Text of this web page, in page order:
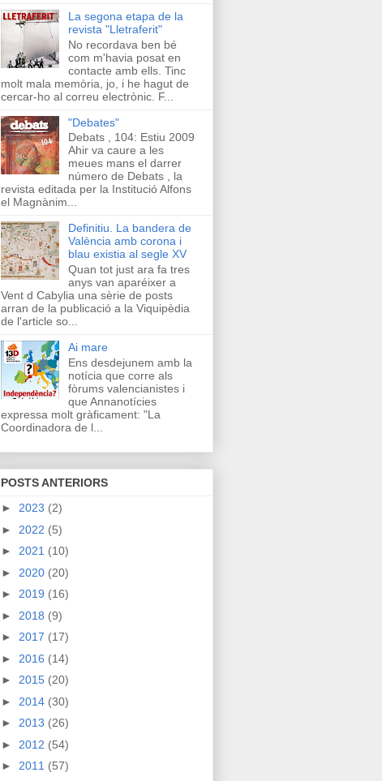
La segona etapa de la
revista "Lletraferit"
No recordava ben bé
com m'havia posat en
contacte amb ells. Tinc
molt mala memòria, jo, i he hagut de
cercar-ho al correu electrònic. F...
"Debates"
Debats , 104: Estiu 2009
Ahir va caure a les
meues mans el darrer
número de Debats , la
revista editada per la Institució Alfons
el Magnànim...
Definitiu. La bandera de
València amb corona i
blau existia al segle XV
Quan tot just ara fa tres
anys van aparéixer a
Vent d Cabylia una sèrie de posts
arran de la publicació a la Viquipèdia
de l'article so...
Ai mare
Ens desdejunem amb la
notícia que corre als
fòrums valencianistes i
que Annanotícies
expressa molt gràficament: "La
Coordinadora de l...
POSTS ANTERIORS
► 2023 (2)
► 2022 (5)
► 2021 (10)
► 2020 (20)
► 2019 (16)
► 2018 (9)
► 2017 (17)
► 2016 (14)
► 2015 (20)
► 2014 (30)
► 2013 (26)
► 2012 (54)
► 2011 (57)